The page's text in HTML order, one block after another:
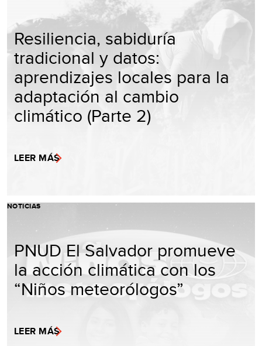
Resiliencia, sabiduría
tradicional y datos:
aprendizajes locales para la
adaptación al cambio
climático (Parte 2)
LEER MÁS
NOTICIAS
PNUD El Salvador promueve
la acción climática con los
“Niños meteorólogos”
LEER MÁS